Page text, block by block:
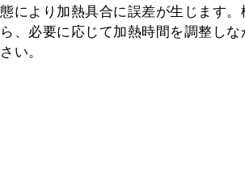
態により加熱具合に誤差が生じます
ら、必要に応じて加熱時間を調整し
さい。